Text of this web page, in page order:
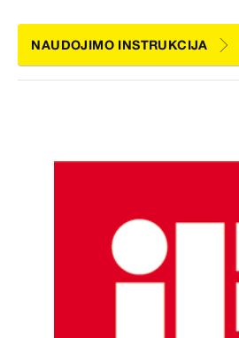
NAUDOJIMO INSTRUKCIJA